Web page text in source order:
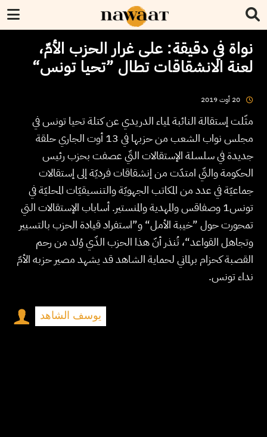
نواة في دقيقة: على غرار الحزب الأمّ،
لعنة الانشقاقات تطال ”تحيا تونس“
20 أوت2019
مثّلت إستقالة النائبة لمياء الدريدي عن كتلة تحيا تونس في
مجلس نواب الشعب من حزبها في 13 أوت الجاري حلقة
جديدة في سلسلة الإستقالات التّي عصفت بحزب رئيس
الحكومة والتّي امتدّت من إنشقاقات فرديّة إلى إستقالات
جماعيّة في عدد من المكاتب الجهويّة والتنسيقيّات المحليّة في
تونس1 وصفاقس والمهدية والمنستير. أساباب الإستقالات التي
تمحورت حول ”خيبة الأمل“ و”استفراد قيادة الحزب بالتسيير
وتجاهل القواعد“، تُنذر أنّ هذا الحزب الذّي وُلد من رحم
القصبة كحزام برلماني لحماية الشاهد قد يشهد مصير حزبه الأمّ
نداء تونس.
يوسف الشاهد